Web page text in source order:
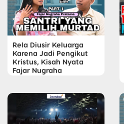
Rela Diusir Keluarga
Karena Jadi Pengikut
Kristus, Kisah Nyata
Fajar Nugraha